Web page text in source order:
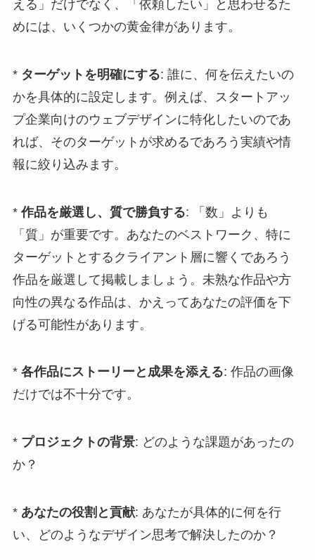
える」だけでなく、「依頼したい」と思わせるた
めには、いくつかの黄金律があります。
* ターゲットを明確にする: 誰に、何を伝えたいの
かを具体的に設定します。例えば、スタートアッ
プ企業向けのウェブデザインに特化したいのであ
れば、そのターゲットが求めるであろう実績や情
報に絞り込みます。
* 作品を厳選し、質で勝負する: 「数」よりも
「質」が重要です。あなたのベストワーク、特に
ターゲットとするクライアント層に響くであろう
作品を厳選して掲載しましょう。未熟な作品や方
向性の異なる作品は、かえってあなたの評価を下
げる可能性があります。
* 各作品にストーリーと成果を添える: 作品の画像
だけでは不十分です。
* プロジェクトの背景: どのような課題があったの
か？
* あなたの役割と貢献: あなたが具体的に何を行
い、どのようなデザイン思考で解決したのか？